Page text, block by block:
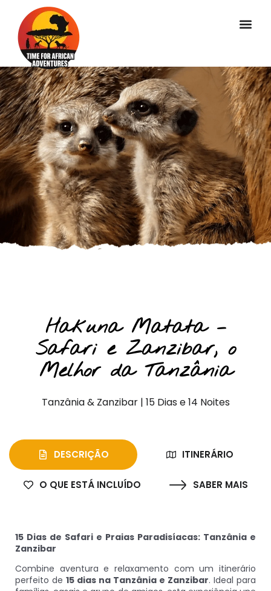
Hakuna Matata –
Safari e Zanzibar, o
Melhor da Tanzânia
Tanzânia & Zanzibar | 15 Dias e 14 Noites
DESCRIÇÃO ITINERÁRIO
O QUE ESTÁ INCLUÍDO SABER MAIS
15 Dias de Safari e Praias Paradisíacas: Tanzânia e
Zanzibar
Combine aventura e relaxamento com um itinerário
perfeito de 15 dias na Tanzânia e Zanzibar. Ideal para